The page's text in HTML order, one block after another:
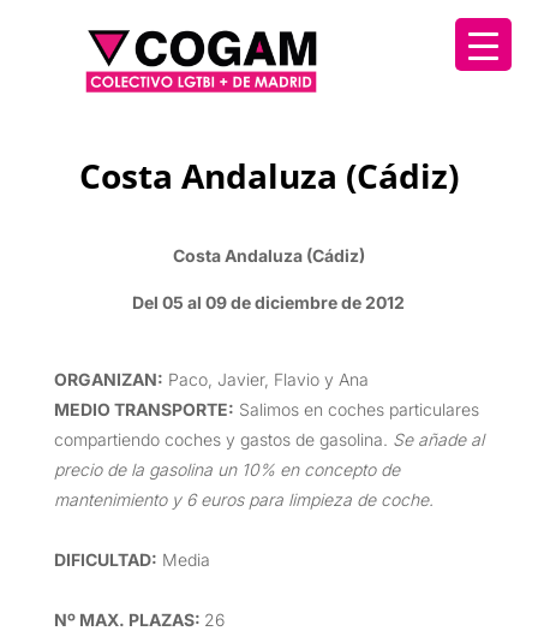
Costa Andaluza (Cádiz)
Costa Andaluza (Cádiz)
Del 05 al 09 de diciembre de 2012
ORGANIZAN: Paco, Javier, Flavio y Ana
MEDIO TRANSPORTE: Salimos en coches particulares
compartiendo coches y gastos de gasolina. Se añade al
precio de la gasolina un 10% en concepto de
mantenimiento y 6 euros para limpieza de coche.
DIFICULTAD: Media
Nº MAX. PLAZAS: 26